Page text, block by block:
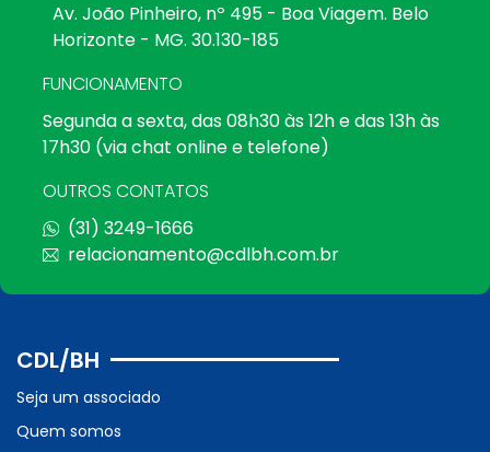
Av. João Pinheiro, nº 495 - Boa Viagem. Belo
Horizonte - MG. 30.130-185
FUNCIONAMENTO
Segunda a sexta, das 08h30 às 12h e das 13h às
17h30 (via chat online e telefone)
OUTROS CONTATOS
(31) 3249-1666
relacionamento@cdlbh.com.br
CDL/BH
Seja um associado
Quem somos